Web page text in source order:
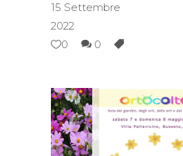
15 Settembre
2022
0
0